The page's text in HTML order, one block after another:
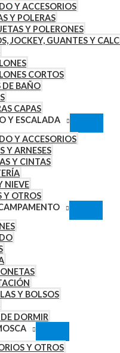
Y ACCESORIOS
Y POLERAS
Y POLERONES
JOCKEY, GUANTES Y
CORTOS
DE BAÑO
CAPAS
Y ESCALADA
Y ACCESORIOS
Y ARNESES
Y CINTAS
NIEVE
Y OTROS
Y BOLSOS
DORMIR
Y OTROS